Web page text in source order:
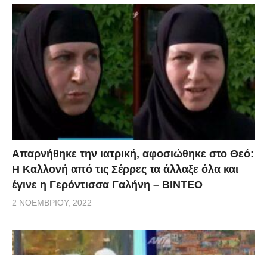
Απαρνήθηκε την ιατρική, αφοσιώθηκε στο Θεό:
Η Καλλονή από τις Σέρρες τα άλλαξε όλα και
έγινε η Γερόντισσα Γαλήνη – ΒΙΝΤΕΟ
2 ΝΟΕΜΒΡΊΟΥ, 2022